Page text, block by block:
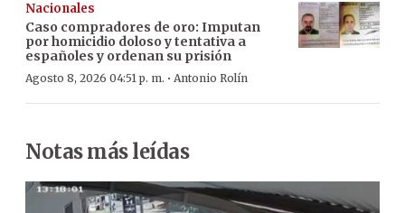
Nacionales
Caso compradores de oro: Imputan
por homicidio doloso y tentativa a
españoles y ordenan su prisión
Agosto 8, 2026 04:51 p. m. · Antonio Rolín
Notas más leídas